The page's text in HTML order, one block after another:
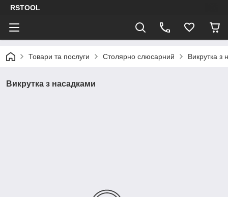
RSTOOL
Товари та послуги Столярно слюсарний Викрутка з
Викрутка з насадками